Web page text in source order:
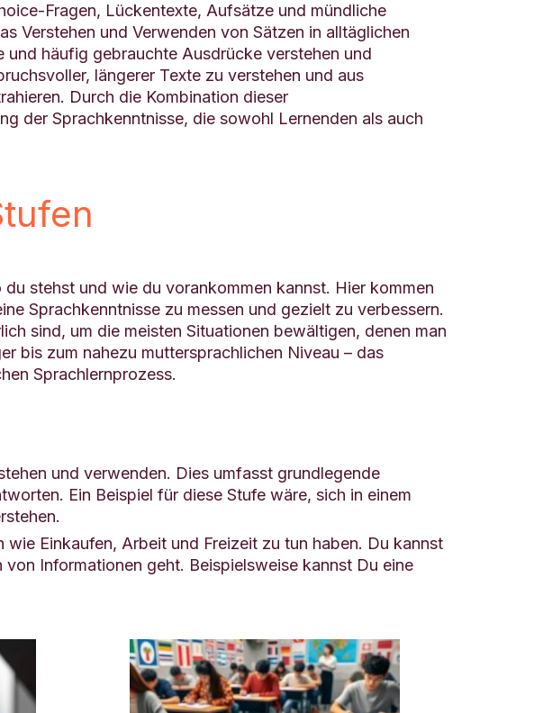
Fragen, Lückentexte, Aufsätze und mündliche
Verstehen und Verwenden von Sätzen in alltäglichen
häufig gebrauchte Ausdrücke verstehen und
längerer Texte zu verstehen und aus
Durch die Kombination dieser
der Sprachkenntnisse, die sowohl Lernenden als auch
stehst und wie du vorankommen kannst. Hier kommen
Sprachkenntnisse zu messen und gezielt zu verbessern.
sind, um die meisten Situationen bewältigen, denen man
bis zum nahezu muttersprachlichen Niveau – das
Sprachlernprozess.
und verwenden. Dies umfasst grundlegende
Ein Beispiel für diese Stufe wäre, sich in einem
Einkaufen, Arbeit und Freizeit zu tun haben. Du kannst
Informationen geht. Beispielsweise kannst Du eine